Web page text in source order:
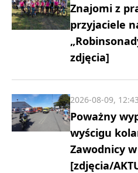
Znajomi z
przyjaciele
zdjęcia]
Poważny
wyścigu
Zawodnicy
[zdjęcia/
2026-08-09, 12:43